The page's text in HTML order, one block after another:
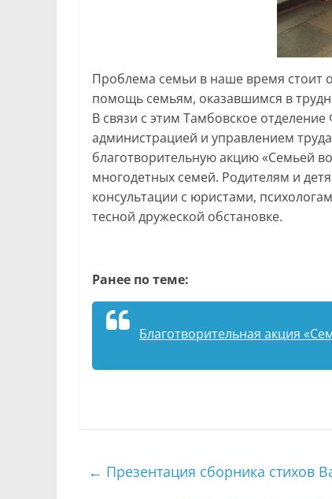
Проблема семьи в наше время стоит
помощь семьям, оказавшимся в
В связи с этим Тамбовское
администрацией и управлением
благотворительную акцию «Семьей
многодетных семей. Родителям и
консультации с юристами,
тесной дружеской обстановке.
Ранее по теме:
Благотворительная акция
← Презентация сборника стихов